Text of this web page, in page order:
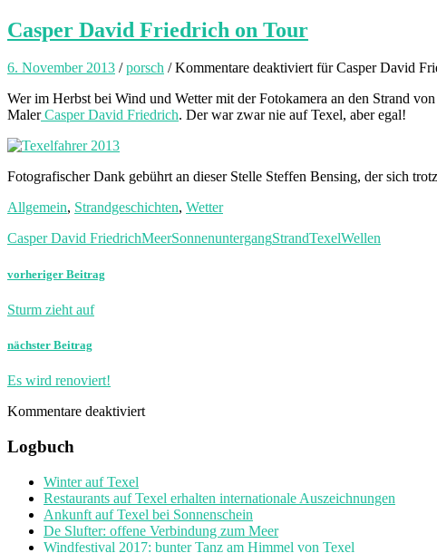
Casper David Friedrich on Tour
6. November 2013 /porsch /Kommentare deaktiviertfür Casper David
Wer im Herbst bei Wind und Wetter mit der Fotokamera an den Strand
MalerCasper David Friedrich. Der war zwar nie auf Texel, aber egal!
Fotografischer Dank gebührt an dieser Stelle Steffen Bensing, der sich
Allgemein, Strandgeschichten, Wetter
Casper David FriedrichMeerSonnenuntergangStrandTexelWellen
vorheriger Beitrag
Sturm zieht auf
nächster Beitrag
Es wird renoviert!
Kommentare deaktiviert
Logbuch
Winter auf Texel
Restaurants auf Texel erhalten internationale Auszeichnungen
Ankunft auf Texel bei Sonnenschein
De Slufter: offene Verbindung zum Meer
Windfestival 2017: bunter Tanz am Himmel von Texel